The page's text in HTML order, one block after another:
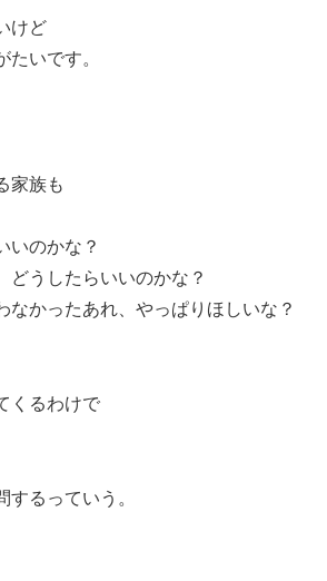
けど
たいです。
家族も
いのかな？
どうしたらいいのかな？
なかったあれ、やっぱりほしいな？
くるわけで
するっていう。